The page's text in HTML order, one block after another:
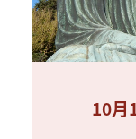
10月